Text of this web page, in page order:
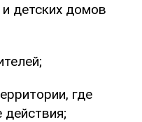
детских домов
где